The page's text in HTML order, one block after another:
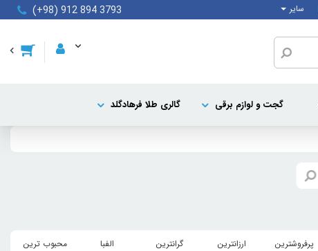
سایر (+98) 912 894 3793
گجت و لوازم برقی گالری طلا فرهادگلد
پرفروشترین ارزانترین گرانترین الفبا محبوب ترین